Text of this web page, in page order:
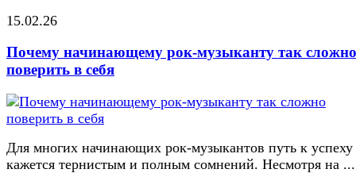
15.02.26
Почему начинающему рок-музыканту так сложно
поверить в себя
Для многих начинающих рок-музыкантов путь к успеху
кажется тернистым и полным сомнений. Несмотря на ...